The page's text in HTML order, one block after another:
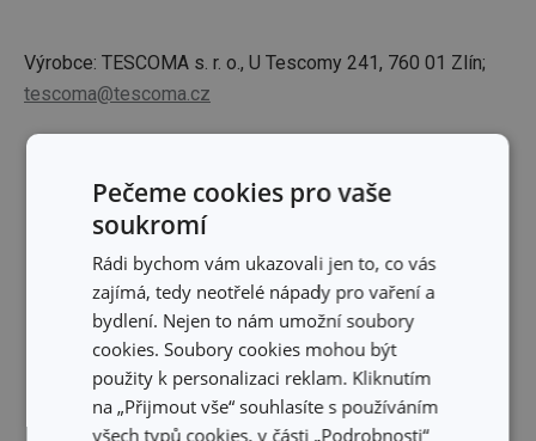
Výrobce: TESCOMA s. r. o., U Tescomy 241, 760 01 Zlín;
tescoma@tescoma.cz
Skrýt text
Pečeme cookies pro vaše
soukromí
Rádi bychom vám ukazovali jen to, co vás
zajímá, tedy neotřelé nápady pro vaření a
bydlení. Nejen to nám umožní soubory
cookies. Soubory cookies mohou být
použity k personalizaci reklam. Kliknutím
na „Přijmout vše“ souhlasíte s používáním
všech typů cookies, v části „Podrobnosti“